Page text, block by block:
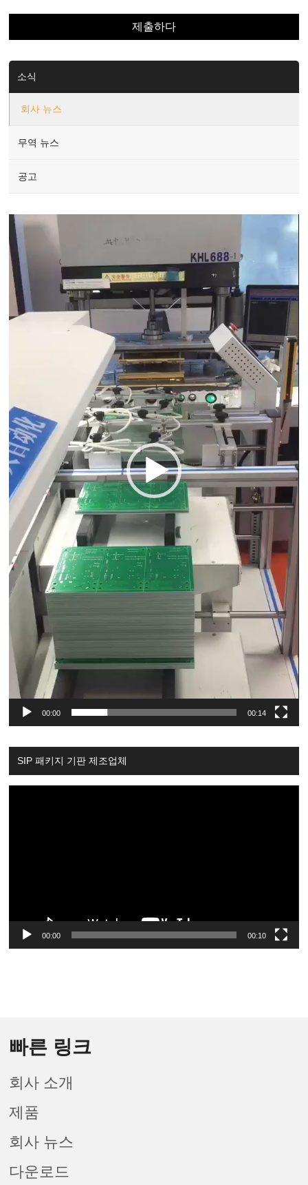
소식
회사 뉴스
무역 뉴스
공고
Video
Player
00:00 00:14
SIP 패키지 기판 제조업체
00:00 00:10
빠른 링크
회사 소개
제품
회사 뉴스
다운로드